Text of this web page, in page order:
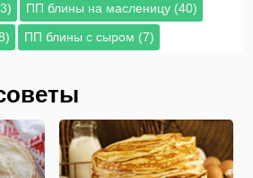
ПП блины на масленицу (40)
ПП блины с сыром (7)